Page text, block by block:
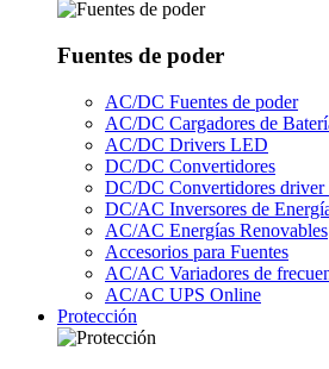
Fuentes de poder
AC/DC Fuentes de poder
AC/DC Cargadores de
AC/DC Drivers LED
DC/DC Convertidores
DC/DC Convertidores
DC/AC Inversores de
AC/AC Energías Renovables
Accesorios para Fuentes
AC/AC Variadores de
AC/AC UPS Online
Protección